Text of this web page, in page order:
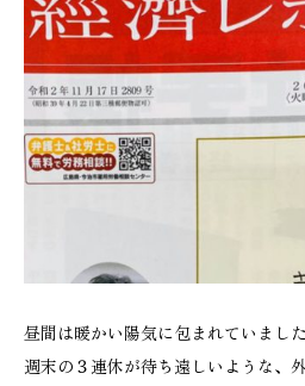
昼間は暖かい陽気に包まれていまし
週末の３連休が待ち遠しいような、